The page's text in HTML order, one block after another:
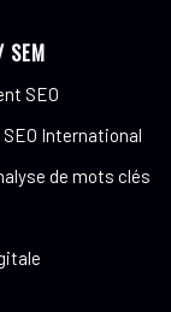
SEM
SEO
International
de mots clés